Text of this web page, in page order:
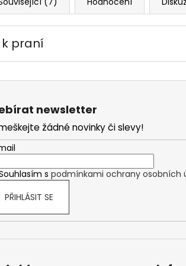
k praní
newsletter
žádné novinky či slevy!
s podmínkami ochrany osobních
PŘIHLÁSIT SE